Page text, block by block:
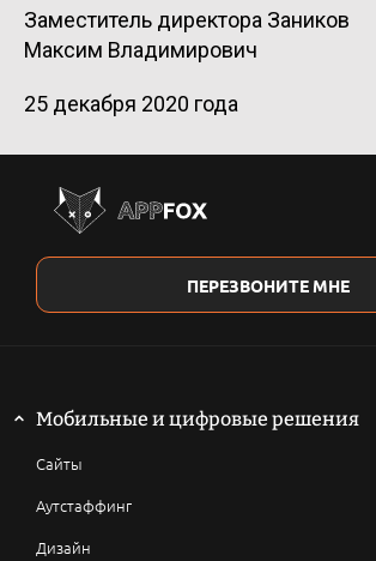
Заместитель директора Заников
Максим Владимирович
25 декабря 2020 года
ПЕРЕЗВОНИТЕ МНЕ
Мобильные и цифровые решения
Сайты
Аутстаффинг
Дизайн